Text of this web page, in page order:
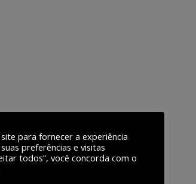
para fornecer a experiência
preferências e visitas
todos”, você concorda com o